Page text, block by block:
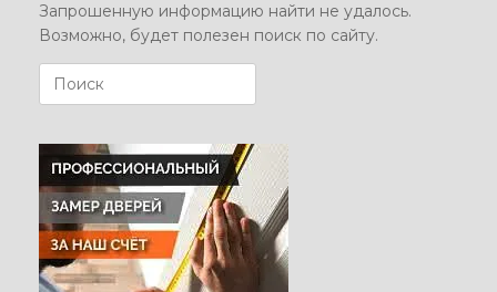
Запрошенную информацию найти не удалось.
Возможно, будет полезен поиск по сайту.
Поиск
по: